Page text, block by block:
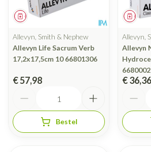
Geneesmiddel
Allevyn, Smith & Nephew
Allevyn Life Sacrum Verb
17,2x17,5cm 10 66801306
€ 57,98
Bestel
Allevyn,
Allevyn
€ 36,36